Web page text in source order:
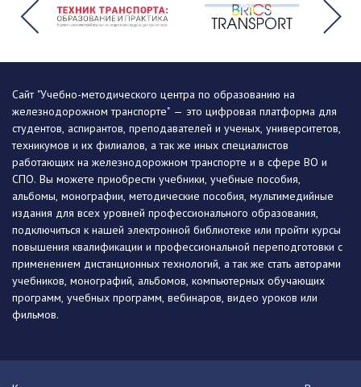
Сайт "Учебно-методического центра по образованию на
железнодорожном транспорте" — это цифровая платформа для
студентов, аспирантов, преподавателей и ученых, университетов,
техникумов и их филиалов, а так же иных специалистов
работающих на железнодорожном транспорте и в сфере ВО и
СПО. Вы можете приобрести учебники, учебные пособия,
альбомы, монографии, методические пособия, мультимедийные
издания для всех уровней профессионального образования,
подключиться к нашей электронной библиотеке или пройти курсы
повышения квалификации и профессиональной переподготовки с
применением дистанционных технологий, а так же стать авторами
учебников, монографий, альбомов, компьютерных обучающих
программ, учебных программ, вебинаров, видео уроков или
фильмов.